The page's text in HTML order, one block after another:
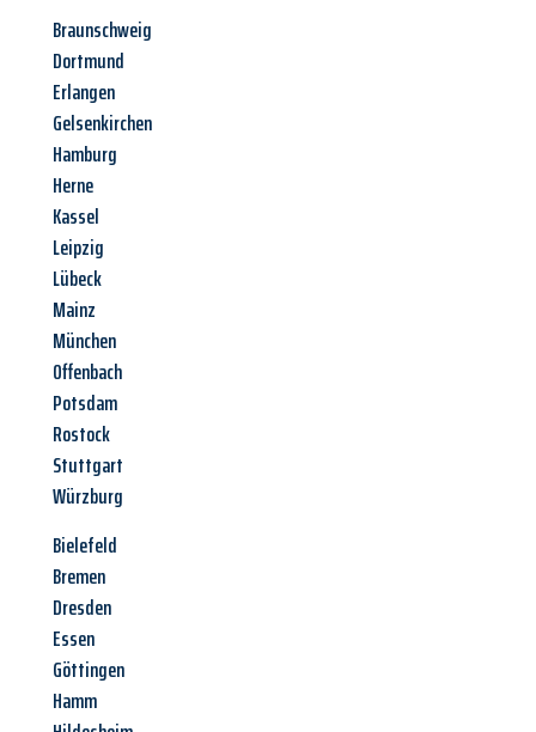
Braunschweig
Dortmund
Erlangen
Gelsenkirchen
Hamburg
Herne
Kassel
Leipzig
Lübeck
Mainz
München
Offenbach
Potsdam
Rostock
Stuttgart
Würzburg
Bielefeld
Bremen
Dresden
Essen
Göttingen
Hamm